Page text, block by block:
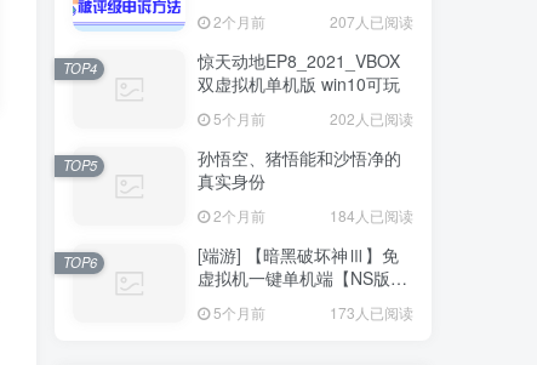
2个月前 207人已阅读
惊天动地EP8_2021_VBOX
双虚拟机单机版 win10可玩
5个月前 202人已阅读
TOP4
孙悟空、猪悟能和沙悟净的
真实身份
2个月前 184人已阅读
TOP5
[端游] 【暗黑破坏神Ⅲ】免
虚拟机一键单机端【NS版
5个月前 173人已阅读
TOP6